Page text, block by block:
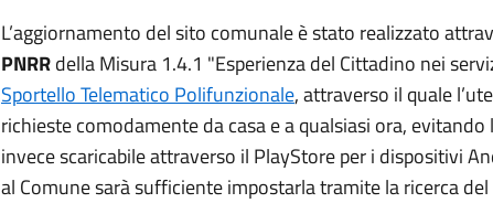
L’aggiornamento del sito comunale è stato realizzato
PNRRdella Misura 1.4.1 "Esperienza del Cittadino nei
Sportello Telematico Polifunzionale, attraverso il quale
richieste comodamente da casa e a qualsiasi ora, evitando
invece scaricabile attraverso il PlayStore per i dispositivi
al Comune sarà sufficiente impostarla tramite la ricerca